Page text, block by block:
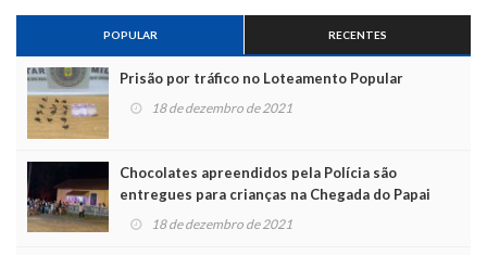
POPULAR RECENTES
Prisão por tráfico no Loteamento Popular
18 de dezembro de 2021
Chocolates apreendidos pela Polícia são
entregues para crianças na Chegada do Papai
Noel
18 de dezembro de 2021